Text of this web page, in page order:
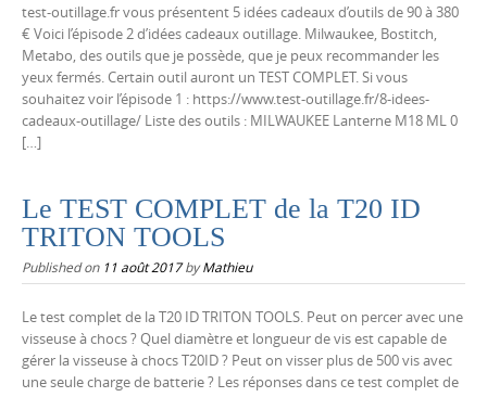
test-outillage.fr vous présentent 5 idées cadeaux d’outils de 90 à 380
€ Voici l’épisode 2 d’idées cadeaux outillage. Milwaukee, Bostitch,
Metabo, des outils que je possède, que je peux recommander les
yeux fermés. Certain outil auront un TEST COMPLET. Si vous
souhaitez voir l’épisode 1 : https://www.test-outillage.fr/8-idees-
cadeaux-outillage/ Liste des outils : MILWAUKEE Lanterne M18 ML 0
[…]
Le TEST COMPLET de la T20 ID
TRITON TOOLS
Published on 11 août 2017byMathieu
Le test complet de la T20 ID TRITON TOOLS. Peut on percer avec une
visseuse à chocs ? Quel diamètre et longueur de vis est capable de
gérer la visseuse à chocs T20ID ? Peut on visser plus de 500 vis avec
une seule charge de batterie ? Les réponses dans ce test complet de